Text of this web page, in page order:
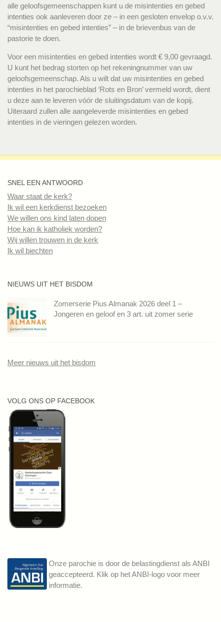
alle geloofsgemeenschappen kunt u de misintenties en gebed
intenties ook aanleveren door ze – in een gesloten envelop o.v.v.
“misintenties en gebed intenties” – in de brievenbus van de
pastorie te doen.
Voor een misintenties en gebed intenties wordt € 9,00 gevraagd.
U kunt het bedrag storten op het rekeningnummer van uw
geloofsgemeenschap. Als u wilt dat uw misintenties en gebed
intenties in het parochieblad ‘Rots en Bron’ vermeld wordt, dient
u deze aan te leveren vóór de sluitingsdatum van de kopij.
Uiteraard zullen alle aangeleverde misintenties en gebed
intenties in de vieringen gelezen worden.
SNEL EEN ANTWOORD
Waar staat de kerk?
Ik wil een kerkdienst bezoeken
We willen ons kind laten dopen
Hoe kan ik katholiek worden?
Wij willen trouwen in de kerk
Ik wil biechten
NIEUWS UIT HET BISDOM
Zomerserie Pius Almanak 2026 deel 1 –
Jongeren en geloof en 3 art. uit zomer serie
Meer nieuws uit het bisdom
VOLG ONS OP FACEBOOK
Onze parochie is door de belastingdienst als ANBI
geaccepteerd. Klik op het ANBI-logo voor meer
informatie.